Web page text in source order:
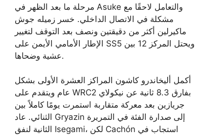
مرحلة ما بعد الظهر في Asuke والتعامل لاحقًا مع
مشكلة في الاتصال الداخلي. خسر زميله جوش
ماكيرلين أكثر من دقيقتين ونصف بعد التوقف لتغيير
الإطار الأمامي الأيمن على SS5 ويحتل المركز 12 بين
عشية وضحاها.
أكمل أليخاندرو كاشون المراكز العشرة الأولى بشكل
عام ويتقدم على WRC2 بفارق 8.3 ثانية عن نيكولاي
جريازين بعد معركة متقاربة استمرت يومًا كاملاً بين
الثنائي. عاد Gryazin إلى صدارة الفئة في التمريرة
الثانية لنفق Isegami، لكن Cachón استجاب في